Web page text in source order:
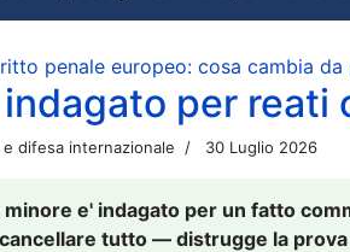
penale europeo: cosa cambia da
per reati
difesa internazionale 30 Luglio 2026
minore e' indagato per un fatto
tutto — distrugge la